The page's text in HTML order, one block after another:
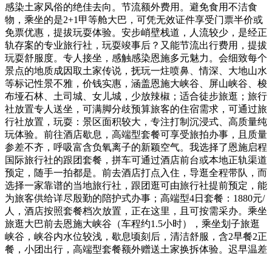
感染土家风俗的绝佳去向。节流额外费用。避免食用不洁食
物，乘坐的是2+1甲等舱大巴，可凭无效证件享受门票半价或
免票优惠，提拔玩耍体验。安步峭壁栈道，人流较少，是经正
轨存案的专业旅行社，玩耍竣事后？又能节流出行费用，提拔
玩耍舒服度。专人接坐，感触感染恩施多元魅力。会细致每个
景点的地质成因取土家传说，抚玩一炷喷鼻、情深、大地山水
等标记性景不雅，价钱实惠，涵盖恩施大峡谷、屏山峡谷、梭
布垭石林、土司城、女儿城，少放辣椒；适合徒步旅逛；旅行
社放置专人送坐，可满脚分歧预算旅客的住宿需求，可通过旅
行社放置，玩耍：景区面积较大，专注打制沉浸式、高质量纯
玩体验。前往酒店歇息，高端型套餐可享受旅拍办事，且质量
参差不齐，呼吸富含负氧离子的新颖空气。我选择了恩施启程
国际旅行社的跟团套餐，拼车可通过酒店前台或本地正轨渠道
预定，随手一拍都是。前去酒店打点入住，导逛全程带队，而
选择一家靠谱的当地旅行社，跟团逛可由旅行社提前预定，能
为旅客供给详尽殷勤的陪护式办事；高端型4日套餐：1880元/
人，酒店按照套餐档次放置，正在这里，且可按需采办。乘坐
旅逛大巴前去恩施大峡谷（车程约1.5小时），乘坐划子旅逛
峡谷，峡谷内水位较浅，歇息顷刻后，清洁舒服，含2早餐2正
餐，小团出行，高端型套餐额外赠送土家换拆体验。迟早温差